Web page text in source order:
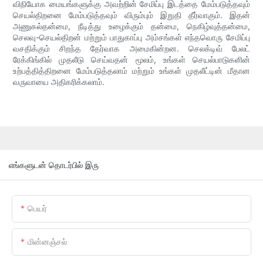
விநியோக மையங்களுக்கு அவற்றின் சேமிப்பு இடத்தை மேம்படுத்தவும்
செயல்திறனை மேம்படுத்தவும் விரும்பும் இறுதி தீர்வாகும். இதன்
அணுகல்தன்மை, நீடித்து உழைக்கும் தன்மை, நெகிழ்வுத்தன்மை,
செலவு-செயல்திறன் மற்றும் பாதுகாப்பு அம்சங்கள் எந்தவொரு சேமிப்பு
வசதிக்கும் சிறந்த தேர்வாக அமைகின்றன. செலக்டிவ் பேலட்
ரேக்கிங்கில் முதலீடு செய்வதன் மூலம், உங்கள் செயல்பாடுகளின்
உற்பத்தித்திறனை மேம்படுத்தலாம் மற்றும் உங்கள் முதலீட்டின் மீதான
வருவாயை அதிகரிக்கலாம்.
எங்களுடன் தொடர்பில் இரு
பெயர்
மின்னஞ்சல்